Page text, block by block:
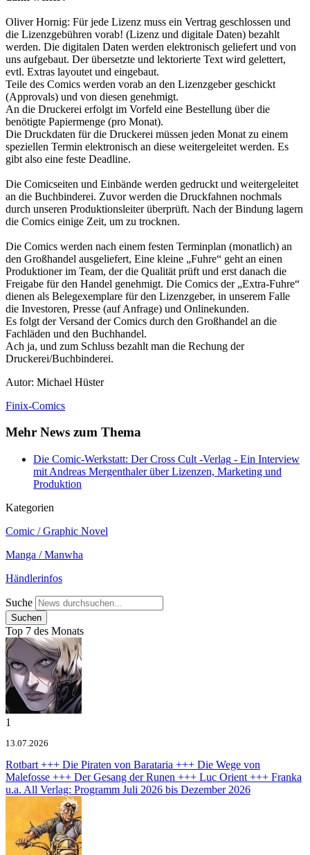
Oliver Hornig: Für jede Lizenz muss ein Vertrag geschlossen und
die Lizenzgebühren vorab! (Lizenz und digitale Daten) bezahlt
werden. Die digitalen Daten werden elektronisch geliefert und von
uns aufgebaut. Der übersetzte und lektorierte Text wird gelettert,
evtl. Extras layoutet und eingebaut.
Teile des Comics werden vorab an den Lizenzgeber geschickt
(Approvals) und von diesen genehmigt.
An die Druckerei erfolgt im Vorfeld eine Bestellung über die
benötigte Papiermenge (pro Monat).
Die Druckdaten für die Druckerei müssen jeden Monat zu einem
speziellen Termin elektronisch an diese weitergeleitet werden. Es
gibt also eine feste Deadline.
Die Comicseiten und Einbände werden gedruckt und weitergeleitet
an die Buchbinderei. Zuvor werden die Druckfahnen nochmals
durch unseren Produktionsleiter überprüft. Nach der Bindung lagern
die Comics einige Zeit, um zu trocknen.
Die Comics werden nach einem festen Terminplan (monatlich) an
den Großhandel ausgeliefert, Eine kleine „Fuhre“ geht an einen
Produktioner im Team, der die Qualität prüft und erst danach die
Freigabe für den Handel genehmigt. Die Comics der „Extra-Fuhre“
dienen als Belegexemplare für den Lizenzgeber, in unserem Falle
die Investoren, Presse (auf Anfrage) und Onlinekunden.
Es folgt der Versand der Comics durch den Großhandel an die
Fachläden und den Buchhandel.
Ach ja, und zum Schluss bezahlt man die Rechung der
Druckerei/Buchbinderei.
Autor: Michael Hüster
Finix-Comics
Mehr News zum Thema
Die Comic-Werkstatt: Der Cross Cult -Verlag - Ein Interview
mit Andreas Mergenthaler über Lizenzen, Marketing und
Produktion
Kategorien
Comic / Graphic Novel
Manga / Manwha
Händlerinfos
Suche
Top 7 des Monats
1
13.07.2026
Rotbart +++ Die Piraten von Barataria +++ Die Wege von
Malefosse +++ Der Gesang der Runen +++ Luc Orient +++ Franka
u.a. All Verlag: Programm Juli 2026 bis Dezember 2026